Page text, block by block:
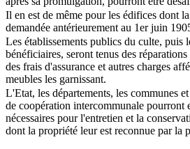
Il en est de même pour les édifices dont
demandée antérieurement au 1er juin
Les établissements publics du culte, puis
bénéficiaires, seront tenus des
des frais d'assurance et autres charges
meubles les garnissant.
L'Etat, les départements, les communes
de coopération intercommunale pourront
nécessaires pour l'entretien et la
dont la propriété leur est reconnue par la